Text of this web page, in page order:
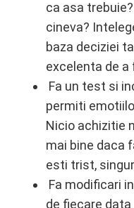
ca asa
cineva?
baza deciziei
excelenta de
Fa un test si
permiti
Nicio achizitie
mai bine daca
esti trist,
Fa modificari
de fiecare